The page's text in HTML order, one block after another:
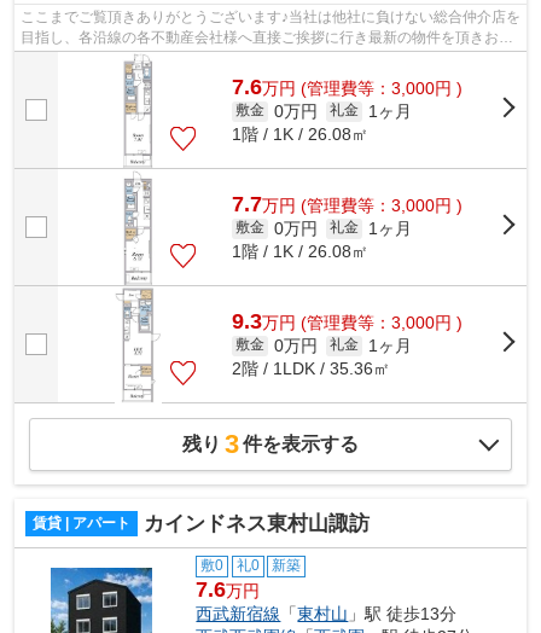
ここまでご覧頂きありがとうございます♪当社は他社に負けない総合仲介店を
目指し、各沿線の各不動産会社様へ直接ご挨拶に行き最新の物件を頂きお客
様へ提供しております！最新の情報は...
7.6万円 (管理費等：3,000円 )
敷金 0万円 礼金
1ヶ月
1階 / 1K / 26.08㎡
7.7万円 (管理費等：3,000円 )
敷金 0万円 礼金
1ヶ月
1階 / 1K / 26.08㎡
9.3万円 (管理費等：3,000円 )
敷金 0万円 礼金
1ヶ月
2階 / 1LDK / 35.36㎡
残り 3件を表示する
賃貸 | アパート カインドネス東村山諏訪
敷0 礼0 新築
7.6万円
西武新宿線 「東村山 」駅 徒歩13分